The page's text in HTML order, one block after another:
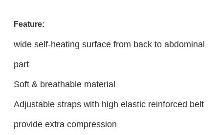
Feature:
wide self-heating surface from back to abdominal
part
Soft & breathable material
Adjustable straps with high elastic reinforced belt
provide extra compression